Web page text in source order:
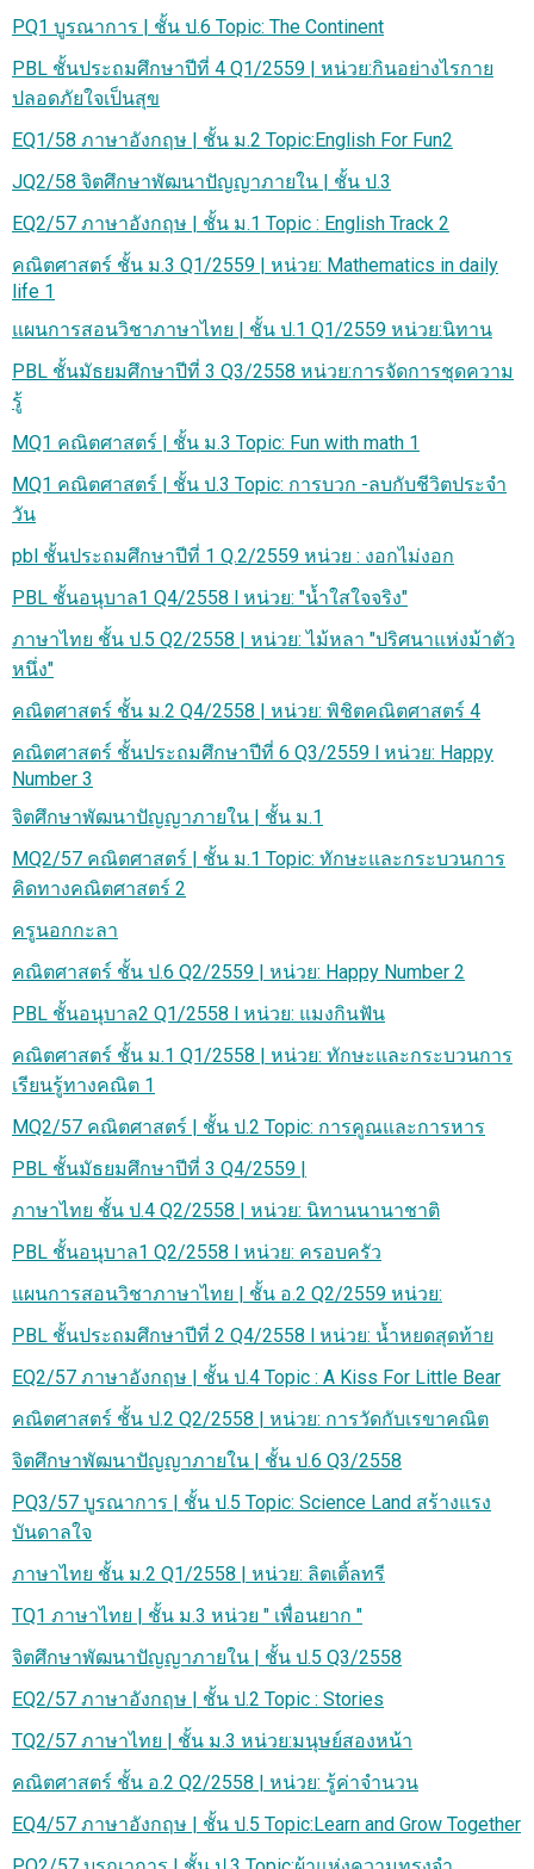
PQ1 บูรณาการ | ชั้น ป.6 Topic: The Continent
PBL ชั้นประถมศึกษาปีที่ 4 Q1/2559 | หน่วย:กินอย่างไรกาย
ปลอดภัยใจเป็นสุข
EQ1/58 ภาษาอังกฤษ | ชั้น ม.2 Topic:English For Fun2
JQ2/58 จิตศึกษาพัฒนาปัญญาภายใน | ชั้น ป.3
EQ2/57 ภาษาอังกฤษ | ชั้น ม.1 Topic : English Track 2
คณิตศาสตร์ ชั้น ม.3 Q1/2559 | หน่วย: Mathematics in daily
life 1
แผนการสอนวิชาภาษาไทย | ชั้น ป.1 Q1/2559 หน่วย:นิทาน
PBL ชั้นมัธยมศึกษาปีที่ 3 Q3/2558 หน่วย:การจัดการชุดความ
รู้
MQ1 คณิตศาสตร์ | ชั้น ม.3 Topic: Fun with math 1
MQ1 คณิตศาสตร์ | ชั้น ป.3 Topic: การบวก -ลบกับชีวิตประจำ
วัน
pbl ชั้นประถมศึกษาปีที่ 1 Q.2/2559 หน่วย : งอกไม่งอก
PBL ชั้นอนุบาล1 Q4/2558 l หน่วย: "น้ำใสใจจริง"
ภาษาไทย ชั้น ป.5 Q2/2558 | หน่วย: ไม้หลา "ปริศนาแห่งม้าตัว
หนึ่ง"
คณิตศาสตร์ ชั้น ม.2 Q4/2558 | หน่วย: พิชิตคณิตศาสตร์ 4
คณิตศาสตร์ ชั้นประถมศึกษาปีที่ 6 Q3/2559 l หน่วย: Happy
Number 3
จิตศึกษาพัฒนาปัญญาภายใน | ชั้น ม.1
MQ2/57 คณิตศาสตร์ | ชั้น ม.1 Topic: ทักษะและกระบวนการ
คิดทางคณิตศาสตร์ 2
ครูนอกกะลา
คณิตศาสตร์ ชั้น ป.6 Q2/2559 | หน่วย: Happy Number 2
PBL ชั้นอนุบาล2 Q1/2558 l หน่วย: แมงกินฟัน
คณิตศาสตร์ ชั้น ม.1 Q1/2558 | หน่วย: ทักษะและกระบวนการ
เรียนรู้ทางคณิต 1
MQ2/57 คณิตศาสตร์ | ชั้น ป.2 Topic: การคูณและการหาร
PBL ชั้นมัธยมศึกษาปีที่ 3 Q4/2559 |
ภาษาไทย ชั้น ป.4 Q2/2558 | หน่วย: นิทานนานาชาติ
PBL ชั้นอนุบาล1 Q2/2558 l หน่วย: ครอบครัว
แผนการสอนวิชาภาษาไทย | ชั้น อ.2 Q2/2559 หน่วย:
PBL ชั้นประถมศึกษาปีที่ 2 Q4/2558 l หน่วย: น้ำหยดสุดท้าย
EQ2/57 ภาษาอังกฤษ | ชั้น ป.4 Topic : A Kiss For Little Bear
คณิตศาสตร์ ชั้น ป.2 Q2/2558 | หน่วย: การวัดกับเรขาคณิต
จิตศึกษาพัฒนาปัญญาภายใน | ชั้น ป.6 Q3/2558
PQ3/57 บูรณาการ | ชั้น ป.5 Topic: Science Land สร้างแรง
บันดาลใจ
ภาษาไทย ชั้น ม.2 Q1/2558 | หน่วย: ลิตเติ้ลทรี
TQ1 ภาษาไทย | ชั้น ม.3 หน่วย " เพื่อนยาก "
จิตศึกษาพัฒนาปัญญาภายใน | ชั้น ป.5 Q3/2558
EQ2/57 ภาษาอังกฤษ | ชั้น ป.2 Topic : Stories
TQ2/57 ภาษาไทย | ชั้น ม.3 หน่วย:มนุษย์สองหน้า
คณิตศาสตร์ ชั้น อ.2 Q2/2558 | หน่วย: รู้ค่าจำนวน
EQ4/57 ภาษาอังกฤษ | ชั้น ป.5 Topic:Learn and Grow Together